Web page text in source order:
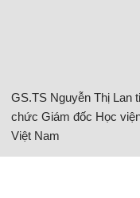
GS.TS Nguyễn Thị Lan
chức Giám đốc Học
Việt Nam